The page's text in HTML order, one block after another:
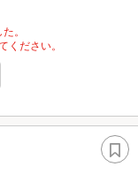
。
ださい。